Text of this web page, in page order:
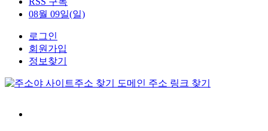
08월 09일(일)
로그인
회원가입
정보찾기